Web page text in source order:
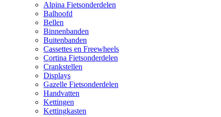
Alpina Fietsonderdelen
Balhoofd
Bellen
Binnenbanden
Buitenbanden
Cassettes en Freewheels
Cortina Fietsonderdelen
Crankstellen
Displays
Gazelle Fietsonderdelen
Handvatten
Kettingen
Kettingkasten